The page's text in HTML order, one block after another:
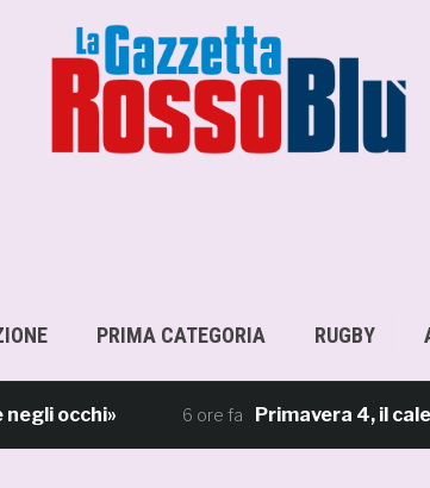
PRIMA CATEGORIA RUGBY
6 ore fa Primavera 4, il